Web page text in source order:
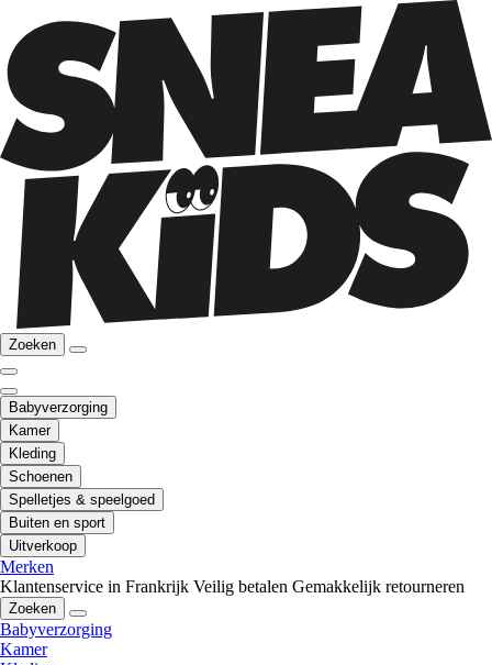
Zoeken
Babyverzorging
Kamer
Kleding
Schoenen
Spelletjes & speelgoed
Buiten en sport
Uitverkoop
Merken
Klantenservice in Frankrijk Veilig betalen Gemakkelijk retourneren
Zoeken
Babyverzorging
Kamer